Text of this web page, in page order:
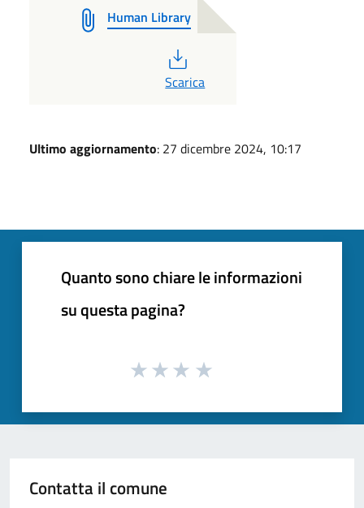
Human Library
PDF
Scarica
Ultimo aggiornamento: 27 dicembre 2024, 10:17
Quanto sono chiare le informazioni
su questa pagina?
Contatta il comune